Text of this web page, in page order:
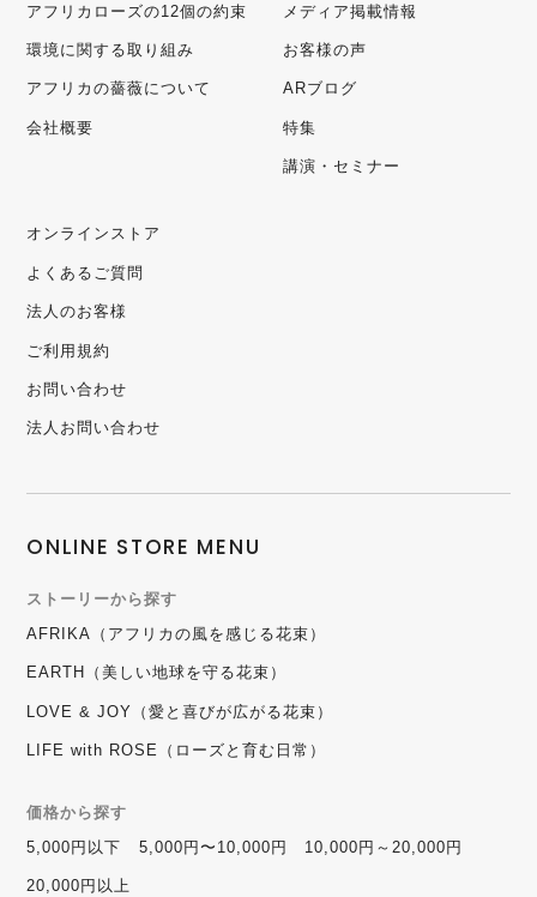
アフリカローズの12個の約束
環境に関する取り組み
アフリカの薔薇について
会社概要
メディア掲載情報
お客様の声
ARブログ
特集
講演・セミナー
オンラインストア
よくあるご質問
法人のお客様
ご利用規約
お問い合わせ
法人お問い合わせ
ONLINE STORE MENU
ストーリーから探す
AFRIKA（アフリカの風を感じる花束）
EARTH（美しい地球を守る花束）
LOVE & JOY（愛と喜びが広がる花束）
LIFE with ROSE（ローズと育む日常）
価格から探す
5,000円以下
5,000円〜10,000円 10,000円～20,000円
20,000円以上